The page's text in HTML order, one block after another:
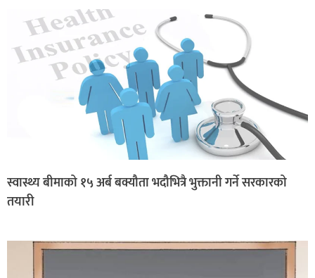
स्वास्थ्य बीमाको १५ अर्ब बक्यौता भदौभित्रै भुक्तानी गर्ने सरकारको
तयारी